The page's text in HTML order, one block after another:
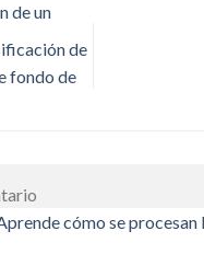
de un
de
fondo de
cómo se procesan